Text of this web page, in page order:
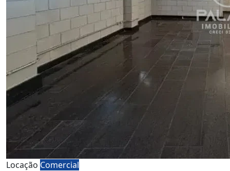
Locação Comercial